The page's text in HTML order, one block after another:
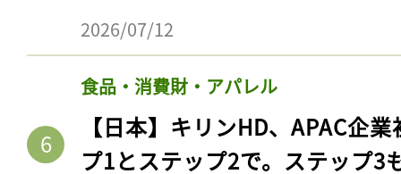
2026/07/12
食品・消費財・アパレル
【日本】キリンHD、APAC企
プ1とステップ2で。ステップ3